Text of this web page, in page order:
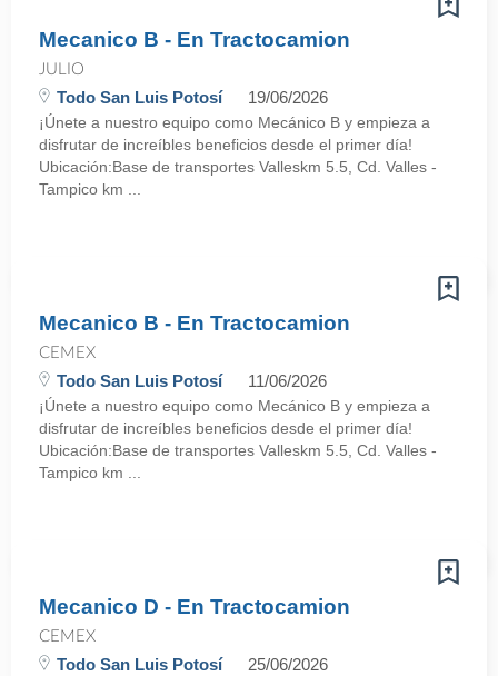
Mecanico B - En Tractocamion
JULIO
Todo San Luis Potosí 19/06/2026
¡Únete a nuestro equipo como Mecánico B y empieza a
disfrutar de increíbles beneficios desde el primer día!
Ubicación:Base de transportes Valleskm 5.5, Cd. Valles -
Tampico km ...
Mecanico B - En Tractocamion
CEMEX
Todo San Luis Potosí 11/06/2026
¡Únete a nuestro equipo como Mecánico B y empieza a
disfrutar de increíbles beneficios desde el primer día!
Ubicación:Base de transportes Valleskm 5.5, Cd. Valles -
Tampico km ...
Mecanico D - En Tractocamion
CEMEX
Todo San Luis Potosí 25/06/2026